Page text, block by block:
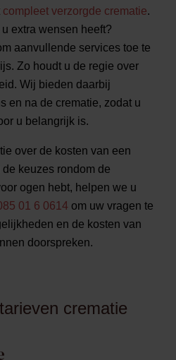
compleet verzorgde crematie.
extra wensen heeft?
aanvullende services toe te
Zo houdt u de regie over
Wij bieden daarbij
en na de crematie, zodat u
u belangrijk is.
over de kosten van een
keuzes rondom de
ogen hebt, helpen we u
01 6 0614 om uw vragen te
en de kosten van
doorspreken.
crematie